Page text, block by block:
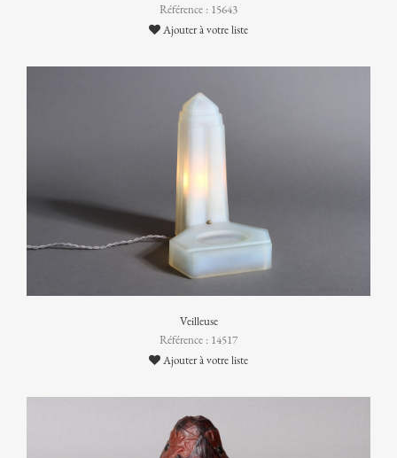
Référence : 15643
Ajouter à votre liste
Veilleuse
Référence : 14517
Ajouter à votre liste